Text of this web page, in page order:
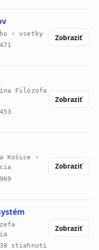
› vsetky
Zobraziť
Filozofa
Zobraziť
Košice ›
Zobraziť
stiahnutí
Zobraziť